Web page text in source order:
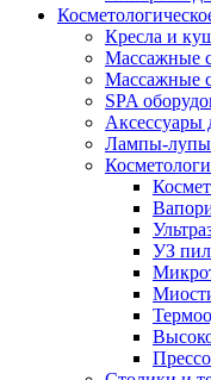
Кресла и
Массажные
Массажные
SPA
Аксессуары
Лампы-лупы
УЗ